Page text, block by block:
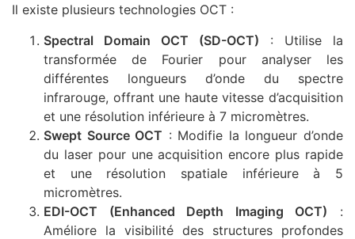
Il existe plusieurs technologies OCT :
Spectral Domain OCT (SD-OCT) : Utilise la
transformée de Fourier pour analyser les
différentes longueurs d’onde du spectre
infrarouge, offrant une haute vitesse d’acquisition
et une résolution inférieure à 7 micromètres.
Swept Source OCT : Modifie la longueur d’onde
du laser pour une acquisition encore plus rapide
et une résolution spatiale inférieure à 5
micromètres.
EDI-OCT (Enhanced Depth Imaging OCT) :
Améliore la visibilité des structures profondes